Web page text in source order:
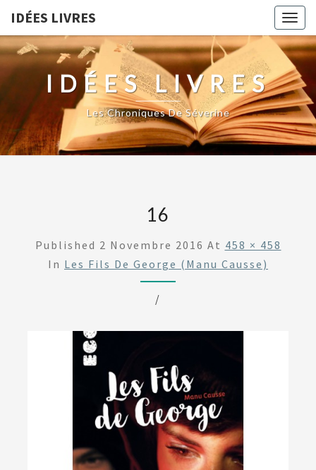
IDÉES LIVRES
IDÉES LIVRES
Les Chroniques De Séverine
16
Published 2 Novembre 2016 At 458 × 458
In Les Fils De George (Manu Causse)
/